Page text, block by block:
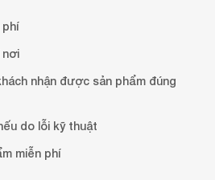
phí
nơi
nhận được sản phẩm đúng
do lỗi kỹ thuật
miễn phí